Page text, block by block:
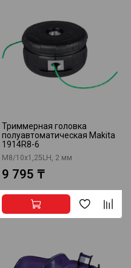
Триммерная головка
полуавтоматическая Makita
1914R8-6
M8/10x1,25LH, 2 мм
9 795 ₸